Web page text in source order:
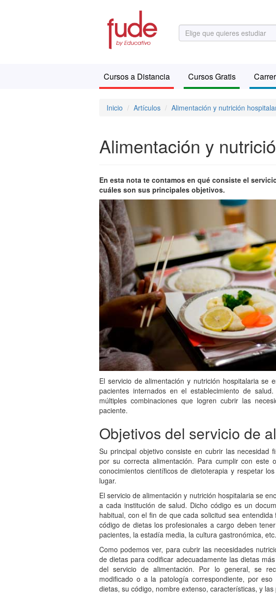
Cursos a Distancia Cursos Gratis
Inicio Artículos Alimentación y nutrición
Alimentación y
En esta nota te contamos en qué consiste el
cuáles son sus principales objetivos.
El servicio de alimentación y nutrición hospitalaria
pacientes internados en el establecimiento de
múltiples combinaciones que logren cubrir las
paciente.
Objetivos del servicio de
Su principal objetivo consiste en cubrir las necesidad
por su correcta alimentación. Para cumplir con este
conocimientos científicos de dietoterapia y respetar
lugar.
El servicio de alimentación y nutrición hospitalaria se
a cada institución de salud. Dicho código es un
habitual, con el fin de que cada solicitud sea
código de dietas los profesionales a cargo deben
pacientes, la estadía media, la cultura gastronómica, etc.
Como podemos ver, para cubrir las necesidades
de dietas para codificar adecuadamente las dietas
del servicio de alimentación. Por lo general, se
modificado o a la patología correspondiente, por
dietas, su código, nombre extenso, características, y